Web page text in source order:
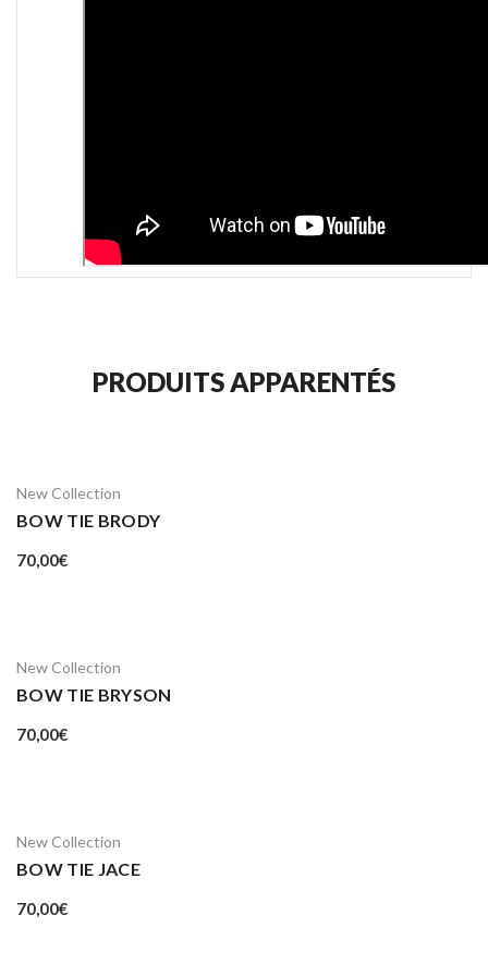
PRODUITS APPARENTÉS
New Collection
BOW TIE BRODY
70,00€
New Collection
BOW TIE BRYSON
70,00€
New Collection
BOW TIE JACE
70,00€